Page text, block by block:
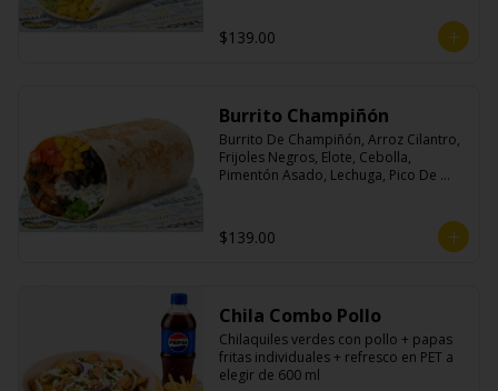
$139.00
Burrito Champiñón
Burrito De Champiñón, Arroz Cilantro,
Frijoles Negros, Elote, Cebolla,
Pimentón Asado, Lechuga, Pico De
$139.00
Chila Combo Pollo
Chilaquiles verdes con pollo + papas
fritas individuales + refresco en PET a
elegir de 600 ml